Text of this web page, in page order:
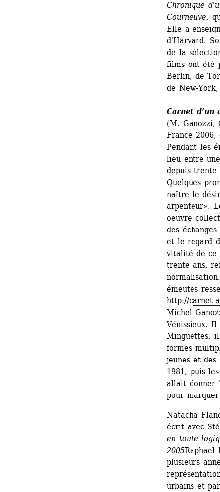
Chronique
Courneuve,
Elle a
d'Harvard.
de la
films ont été
Berlin, de
de New-
Carnet d’un
(M. Ganozzi,
France 2006,
Pendant les
lieu entre
depuis trente
Quelques
naître le
arpenteur».
oeuvre
des
et le regard
vitalité de ce
trente ans,
émeutes
http://carnet-
Michel
Vénissieux. Il
Minguettes,
formes
jeunes et
1981, puis
allait donner
pour marquer
Natacha
écrit avec
en toute
2005Raphaël
plusieurs
urbains et